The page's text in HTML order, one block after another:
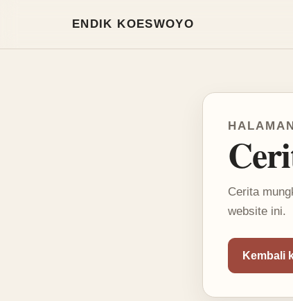
ENDIK KOESWOYO
Cerita
website ini.
Kembali